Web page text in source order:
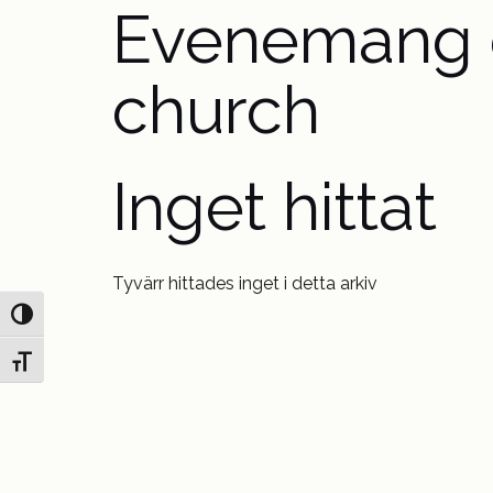
Slå på/av hög kontrast
Slå på/av textstorlek
Evenemang
church
Inget hittat
Tyvärr hittades inget i detta arkiv